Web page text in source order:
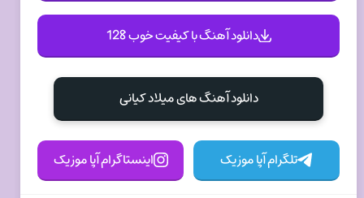
دانلود آهنگ با کیفیت خوب 128
دانلود آهنگ های میلاد کیانی
تلگرام آپا موزیک اینستاگرام آپا موزیک